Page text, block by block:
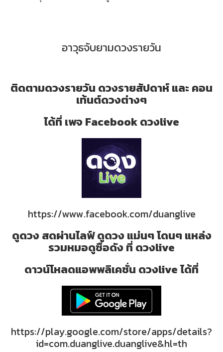
อาวุธจับยามดวงรายวัน
ติดตามดวงรายวัน ดวงรายสัปดาห์ และ คอน
เท้นต์ดวงต่างๆ
ได้ที่ เพจ Facebook ดวงlive
https://www.facebook.com/duanglive
ดูดวง สดผ่านไลฟ์ ดูดวง แม่นๆ โดนๆ แหล่ง
รวมหมอดูชื่อดัง ที่ ดวงlive
ดาวน์โหลดแอพพลิเคชั่น ดวงlive ได้ที่
https://play.google.com/store/apps/details?
id=com.duanglive.duanglive&hl=th